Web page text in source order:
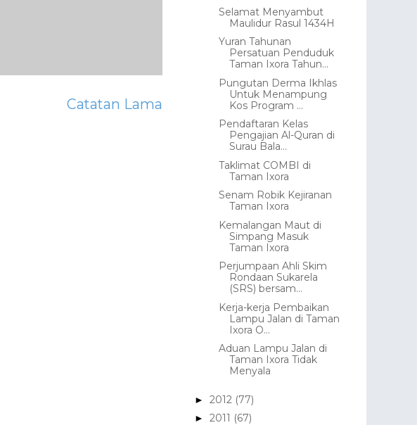
Catatan Lama
Selamat Menyambut
Maulidur Rasul 1434H
Yuran Tahunan
Persatuan Penduduk
Taman Ixora Tahun...
Pungutan Derma Ikhlas
Untuk Menampung
Kos Program ...
Pendaftaran Kelas
Pengajian Al-Quran di
Surau Bala...
Taklimat COMBI di
Taman Ixora
Senam Robik Kejiranan
Taman Ixora
Kemalangan Maut di
Simpang Masuk
Taman Ixora
Perjumpaan Ahli Skim
Rondaan Sukarela
(SRS) bersam...
Kerja-kerja Pembaikan
Lampu Jalan di Taman
Ixora O...
Aduan Lampu Jalan di
Taman Ixora Tidak
Menyala
► 2012 (77)
► 2011 (67)